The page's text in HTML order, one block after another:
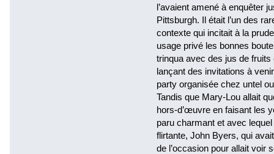
l’avaient amené à enquêter
Pittsburgh. Il était l’un des
contexte qui incitait à la
usage privé les bonnes
trinqua avec des jus de
lançant des invitations à
party organisée chez untel
Tandis que Mary-Lou allait
hors-d’œuvre en faisant les
paru charmant et avec
flirtante, John Byers, qui
de l’occasion pour allait voir